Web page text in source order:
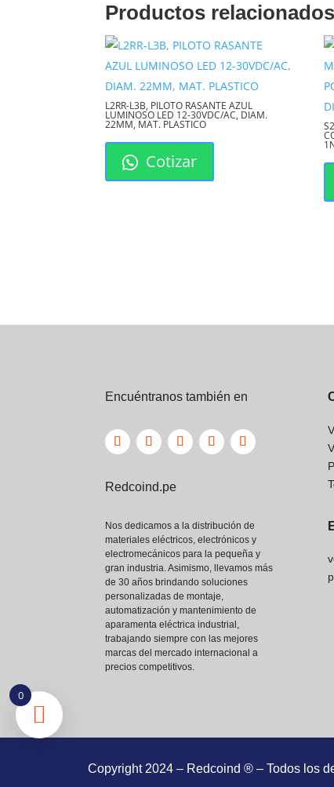
Productos relacionados
L2RR-L3B, PILOTO RASANTE AZUL
LUMINOSO LED 12-30VDC/AC, DIAM.
22MM, MAT. PLASTICO
Cotizar
Encuéntranos también en
Redcoind.pe
Nos dedicamos a la distribución de
materiales eléctricos, electrónicos y
electromecánicos para la pequeña y
gran industria. Asimismo, llevamos más
de 30 años brindando soluciones
personalizadas de montaje,
automatización y mantenimiento de
aparamenta eléctrica industrial,
trabajando siempre con las mejores
marcas del mercado internacional a
precios competitivos.
Copyright 2024 – Redcoind ® – Todos los
0